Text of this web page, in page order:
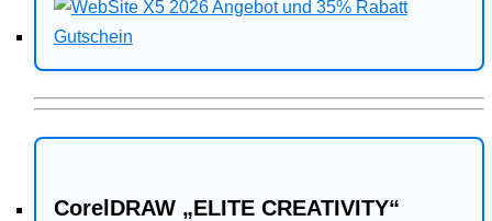
CorelDRAW „ELITE CREATIVITY“